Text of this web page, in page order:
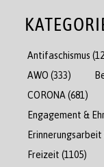
Antifaschismus
AWO (333)
CORONA (681)
Engagement &
Erinnerungsarbeit
Freizeit (1105)